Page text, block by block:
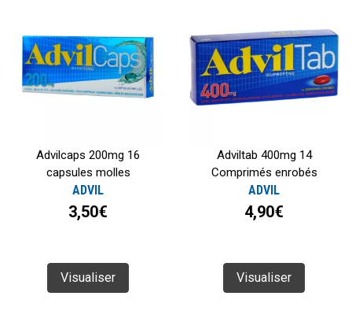
Advilcaps 200mg 16
capsules molles
ADVIL
3,50€
Visualiser
Adviltab 400mg 14
Comprimés enrobés
ADVIL
4,90€
Visualiser